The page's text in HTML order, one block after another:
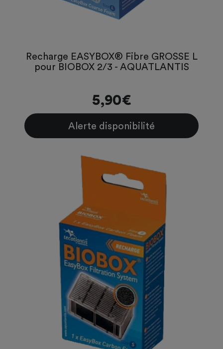
Recharge EASYBOX® Fibre GROSSE L
pour BIOBOX 2/3 - AQUATLANTIS
5,90€
Alerte disponibilité